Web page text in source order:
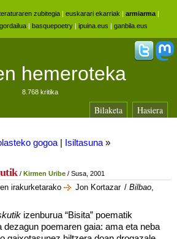
zubitegia | euskarari ekarriak | armiarma |
| basquepoetry | ipuina.eus | ganbila.eus
hemeroteka
8.768 kritika
Bilaketa Hasiera
gogoa | Isiltasuna »
/ Kirmen Uribe/ Susa, 2001
irakurketarako Jon Kortazar / Bilbao,
izenburua “Bisita” poematik
dezagun poemaren gaia: ama eta neba